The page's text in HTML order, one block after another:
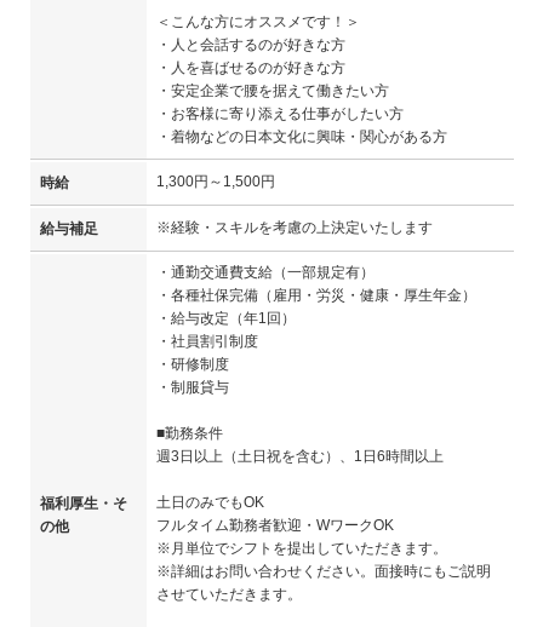
＜こんな方にオススメです！＞
・人と会話するのが好きな方
・人を喜ばせるのが好きな方
・安定企業で腰を据えて働きたい方
・お客様に寄り添える仕事がしたい方
・着物などの日本文化に興味・関心がある方
時給 1,300円～1,500円
給与補足 ※経験・スキルを考慮の上決定いたします
福利厚生・そ
の他
・通勤交通費支給（一部規定有）
・各種社保完備（雇用・労災・健康・厚生年金）
・給与改定（年1回）
・社員割引制度
・研修制度
・制服貸与
■勤務条件
週3日以上（土日祝を含む）、1日6時間以上
土日のみでもOK
フルタイム勤務者歓迎・WワークOK
※月単位でシフトを提出していただきます。
※詳細はお問い合わせください。面接時にもご説明
させていただきます。